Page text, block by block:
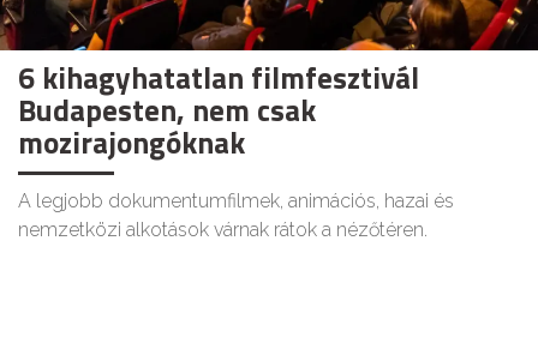
6 kihagyhatatlan filmfesztivál
Budapesten, nem csak
mozirajongóknak
A legjobb dokumentumfilmek, animációs, hazai és
nemzetközi alkotások várnak rátok a nézőtéren.